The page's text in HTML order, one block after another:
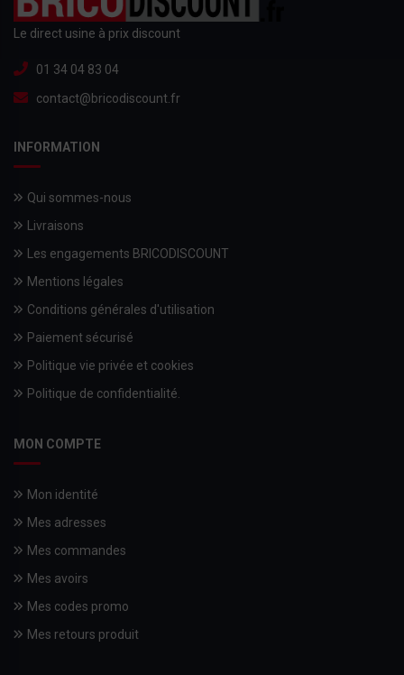
Le direct usine à prix discount
01 34 04 83 04
contact@bricodiscount.fr
INFORMATION
Qui sommes-nous
Livraisons
Les engagements BRICODISCOUNT
Mentions légales
Conditions générales d'utilisation
Paiement sécurisé
Politique vie privée et cookies
Politique de confidentialité.
MON COMPTE
Mon identité
Mes adresses
Mes commandes
Mes avoirs
Mes codes promo
Mes retours produit